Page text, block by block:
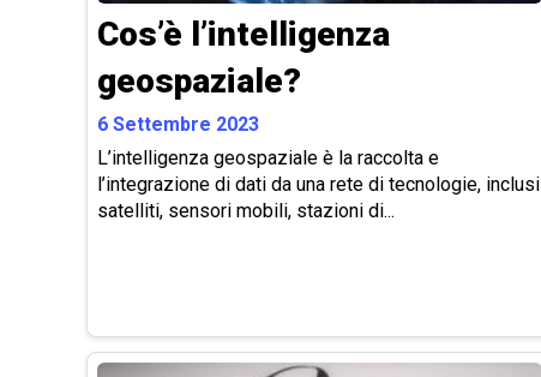
Cos’è l’intelligenza
geospaziale?
6 Settembre 2023
L’intelligenza geospaziale è la raccolta e
l’integrazione di dati da una rete di tecnologie, inclusi
satelliti, sensori mobili, stazioni di...